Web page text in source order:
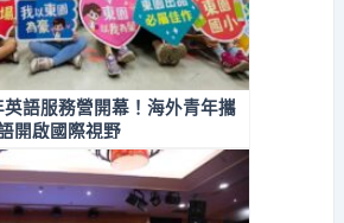
語服務營開幕！海外青年攜
開啟國際視野